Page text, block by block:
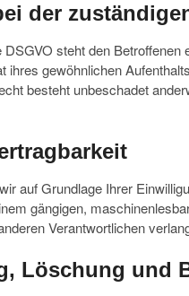
der
steht den
ihres gewöhnlichen
besteht unbeschadet
auf Grundlage Ihrer
gängigen,
Verantwortlichen
Löschung und